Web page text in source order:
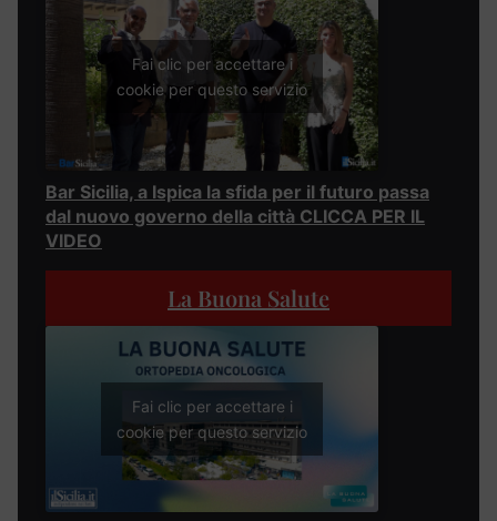
Fai clic per accettare i
cookie per questo servizio
Bar Sicilia, a Ispica la sfida per il futuro passa
dal nuovo governo della città CLICCA PER IL
VIDEO
La Buona Salute
Fai clic per accettare i
cookie per questo servizio